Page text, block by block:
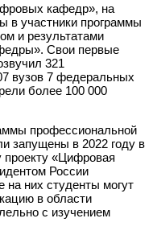
кафедр», на
в участники программы
и результатами
Свои первые
321
вузов 7 федеральных
более 100 000
профессиональной
запущены в 2022 году в
проекту «Цифровая
России
них студенты могут
в области
с изучением